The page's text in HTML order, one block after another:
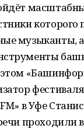
музыканты,
в Уфе
проходили